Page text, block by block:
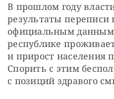
В прошлом году
результаты переписи
официальным
республике
и прирост населения
Спорить с этим
с позиций здравого